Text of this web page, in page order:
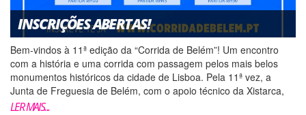
INSCRIÇÕES ABERTAS!
Bem-vindos à 11ª edição da “Corrida de Belém”! Um encontro
com a história e uma corrida com passagem pelos mais belos
monumentos históricos da cidade de Lisboa. Pela 11ª vez, a
Junta de Freguesia de Belém, com o apoio técnico da Xistarca,
realiza a Corrida de Belém! Este ano com a...
LER MAIS...